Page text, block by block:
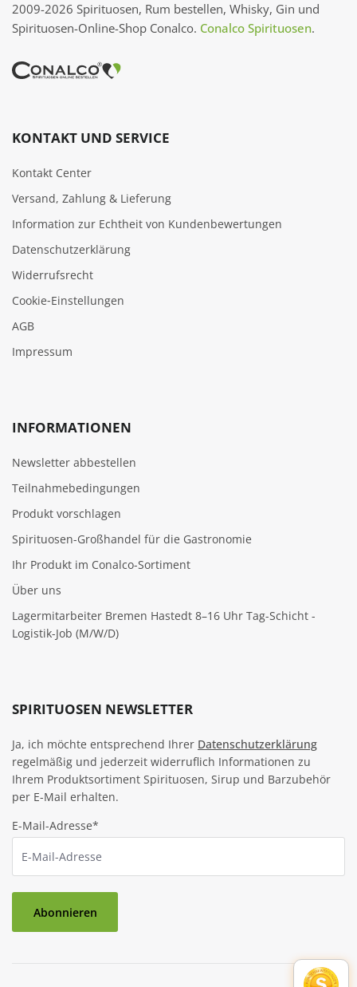
2009-2026 Spirituosen, Rum bestellen, Whisky, Gin und
Spirituosen-Online-Shop Conalco. Conalco Spirituosen.
KONTAKT UND SERVICE
Kontakt Center
Versand, Zahlung & Lieferung
Information zur Echtheit von Kundenbewertungen
Datenschutzerklärung
Widerrufsrecht
Cookie‑Einstellungen
AGB
Impressum
INFORMATIONEN
Newsletter abbestellen
Teilnahmebedingungen
Produkt vorschlagen
Spirituosen-Großhandel für die Gastronomie
Ihr Produkt im Conalco-Sortiment
Über uns
Lagermitarbeiter Bremen Hastedt 8–16 Uhr Tag-Schicht -
Logistik-Job (M/W/D)
SPIRITUOSEN NEWSLETTER
Ja, ich möchte entsprechend Ihrer Datenschutzerklärung
regelmäßig und jederzeit widerruflich Informationen zu
Ihrem Produktsortiment Spirituosen, Sirup und Barzubehör
per E-Mail erhalten.
E-Mail-Adresse*
Abonnieren